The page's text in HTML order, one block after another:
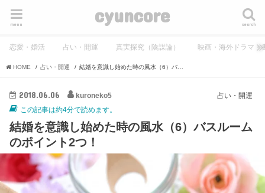
cyuncore search
menu
恋愛・婚活 占い・開運 真実探究（陰謀論） 映画・海外ドラマ・
HOME 占い・開運
占い・開運
2018.06.06
kuroneko5
この記事は約4分で読めます。
結婚を意識し始めた時の風水（6）バスルーム
のポイント2つ！